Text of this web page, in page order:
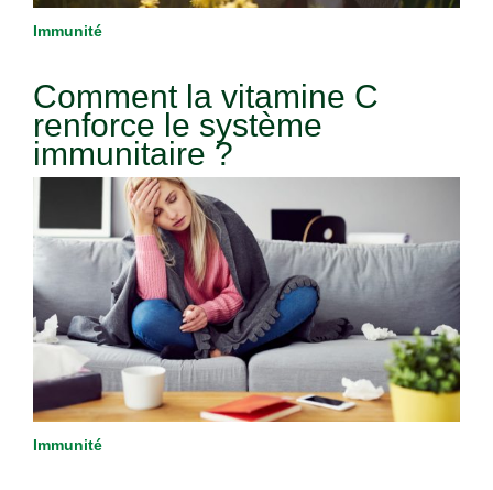
Immunité
Comment la vitamine C
renforce le système
immunitaire ?
Immunité